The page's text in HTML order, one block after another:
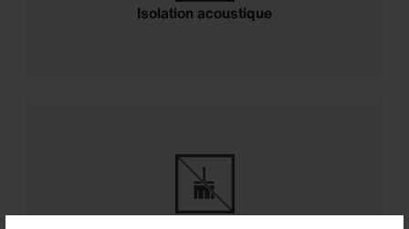
Isolation acoustique